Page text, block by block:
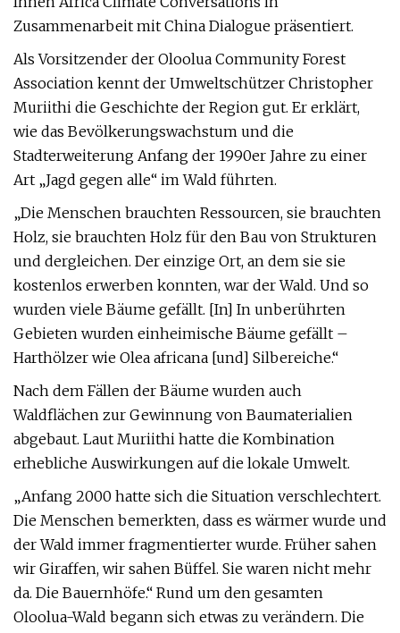
Zusammenarbeit mit China Dialogue präsentiert.
Als Vorsitzender der Oloolua Community Forest
Association kennt der Umweltschützer Christopher
Muriithi die Geschichte der Region gut. Er erklärt,
wie das Bevölkerungswachstum und die
Stadterweiterung Anfang der 1990er Jahre zu einer
Art „Jagd gegen alle“ im Wald führten.
„Die Menschen brauchten Ressourcen, sie brauchten
Holz, sie brauchten Holz für den Bau von Strukturen
und dergleichen. Der einzige Ort, an dem sie sie
kostenlos erwerben konnten, war der Wald. Und so
wurden viele Bäume gefällt. [In] In unberührten
Gebieten wurden einheimische Bäume gefällt –
Harthölzer wie Olea africana [und] Silbereiche.“
Nach dem Fällen der Bäume wurden auch
Waldflächen zur Gewinnung von Baumaterialien
abgebaut. Laut Muriithi hatte die Kombination
erhebliche Auswirkungen auf die lokale Umwelt.
„Anfang 2000 hatte sich die Situation verschlechtert.
Die Menschen bemerkten, dass es wärmer wurde und
der Wald immer fragmentierter wurde. Früher sahen
wir Giraffen, wir sahen Büffel. Sie waren nicht mehr
da. Die Bauernhöfe.“ Rund um den gesamten
Oloolua-Wald begann sich etwas zu verändern. Die